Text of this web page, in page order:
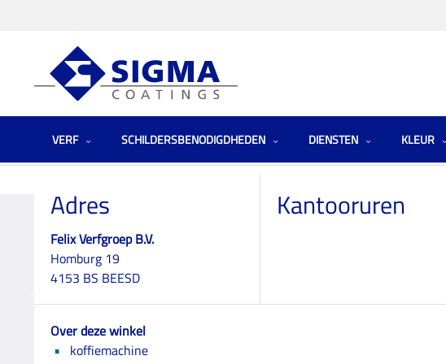
VERF SCHILDERSBENODIGDHEDEN DIENSTEN KLEUR
Felix Verfgroep B.V.
Adres
Felix Verfgroep B.V.
Homburg 19
4153 BS BEESD
Kantooruren
Over deze winkel
koffiemachine